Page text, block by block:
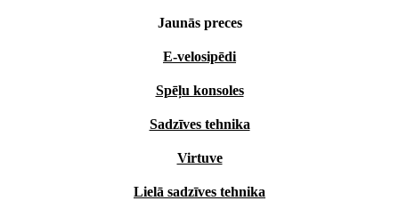
Jaunās preces
E-velosipēdi
Spēļu konsoles
Sadzīves tehnika
Virtuve
Lielā sadzīves tehnika